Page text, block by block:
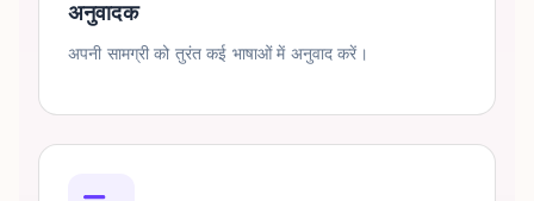
अनुवादक
अपनी सामग्री को तुरंत कई भाषाओं में अनुवाद करें।